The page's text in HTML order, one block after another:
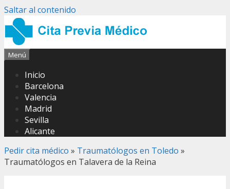
Saltar al contenido
Menú
Inicio
Barcelona
Valencia
Madrid
Sevilla
Alicante
Pedir cita médico » Traumatólogos en Toledo »
Traumatólogos en Talavera de la Reina